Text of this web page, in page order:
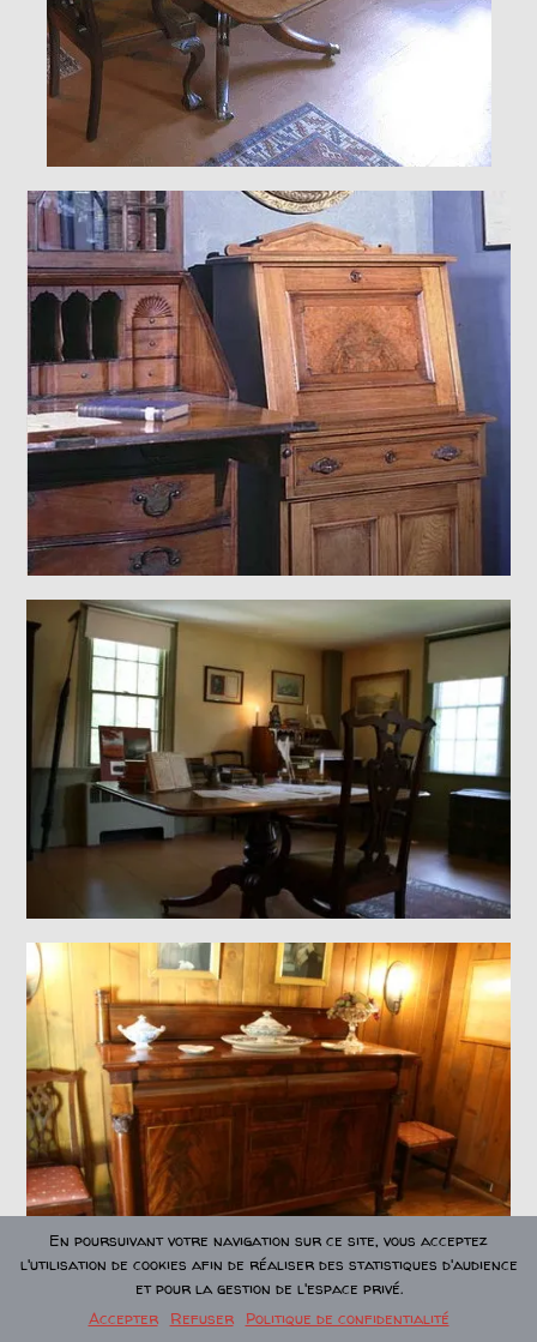
En poursuivant votre navigation sur ce site, vous acceptez
l'utilisation de cookies afin de réaliser des statistiques d'audience
et pour la gestion de l'espace privé.
Accepter
Refuser Politique de confidentialité